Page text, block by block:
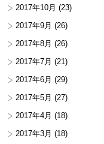
2017年10月 (23)
2017年9月 (26)
2017年8月 (26)
2017年7月 (21)
2017年6月 (29)
2017年5月 (27)
2017年4月 (18)
2017年3月 (18)